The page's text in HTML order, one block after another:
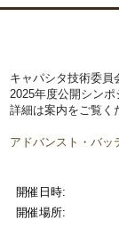
キャパシタ技術委員
2025年度公開シンポ
詳細は案内をご覧く
アドバンスト・バ
開催日時:
開催場所: